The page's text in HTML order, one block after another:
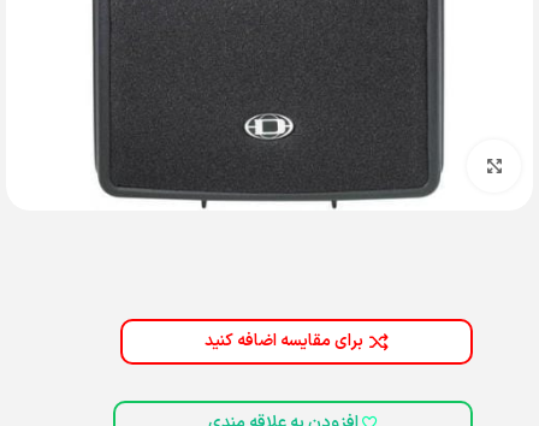
بزرگنمایی تصویر
برای مقایسه اضافه کنید